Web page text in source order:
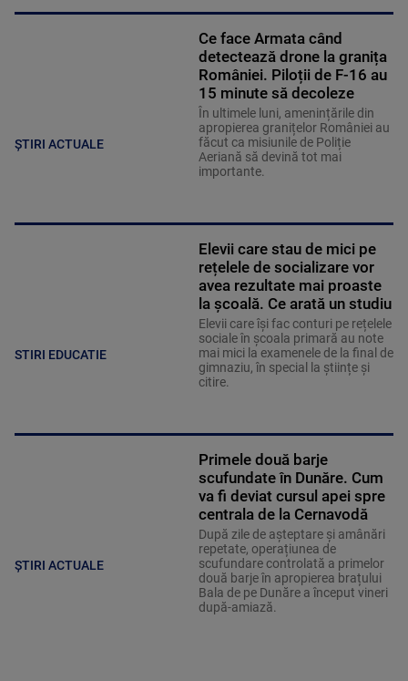
ȘTIRI ACTUALE
Ce face Armata când
detectează drone la granița
României. Piloții de F-16 au
15 minute să decoleze
În ultimele luni, amenințările din
apropierea granițelor României au
făcut ca misiunile de Poliție
Aeriană să devină tot mai
importante.
STIRI EDUCATIE
Elevii care stau de mici pe
rețelele de socializare vor
avea rezultate mai proaste
la școală. Ce arată un studiu
Elevii care îşi fac conturi pe rețelele
sociale în școala primară au note
mai mici la examenele de la final de
gimnaziu, în special la științe și
citire.
ȘTIRI ACTUALE
Primele două barje
scufundate în Dunăre. Cum
va fi deviat cursul apei spre
centrala de la Cernavodă
După zile de așteptare și amânări
repetate, operațiunea de
scufundare controlată a primelor
două barje în apropierea brațului
Bala de pe Dunăre a început vineri
după-amiază.